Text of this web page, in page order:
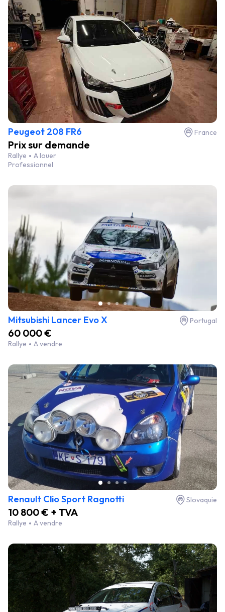
Peugeot 208 FR6 France
Prix sur demande
Rallye
A louer
Professionnel
Mitsubishi Lancer Evo X Portugal
60 000 €
Rallye A vendre
Renault Clio Sport Ragnotti Slovaquie
10 800 € + TVA
Rallye A vendre